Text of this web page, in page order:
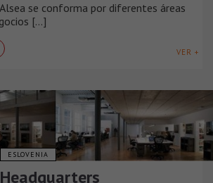
se conforma por diferentes áreas
[...]
VER +
ESLOVENIA